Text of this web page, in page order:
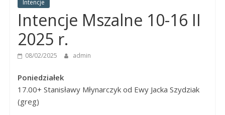
Panny
Parafia
Nawiedzenia
Najświętszej
Panny
Strzałkowie
Intencje
Intencje Mszalne 10-16 II
2025 r.
08/02/2025 admin
Poniedziałek
17.00​​+ Stanisławy Młynarczyk od Ewy Jacka Szydziak
(greg)